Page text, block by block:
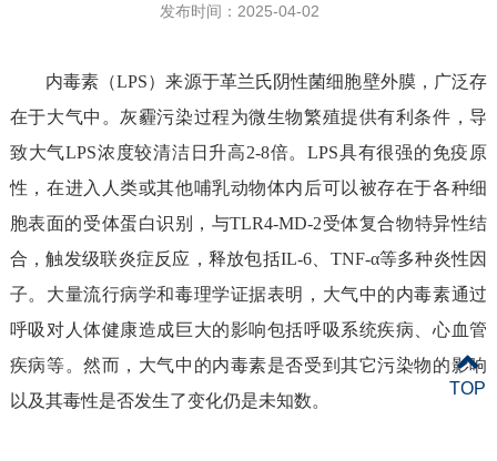
发布时间：2025-04-02
内毒素（LPS）来源于革兰氏阴性菌细胞壁外膜， 广泛存
在于大气中 。 灰霾污染过程为微生物繁殖提供有利条件，导
致大气LPS浓度较清洁日升高2-8倍。LPS具有很强的免疫原
性，在进入人类或其他哺乳动物体内后可以被存在于各种细
胞表面的受体蛋白识别，与TLR4-MD-2受体复合物特异性结
合，触发级联炎症反应，释放包括IL-6、 TNF-α等多种炎性因
子。大量流行病学和毒理学证据表明， 大气中的内毒素通过
呼吸 对人体健康造成巨大的影响包括呼吸系统疾病、 心血管
疾病等。然而，大气中的内毒素是否受到其它污染物的影响
以及其毒性是否发生了变化仍是未知数。
TOP